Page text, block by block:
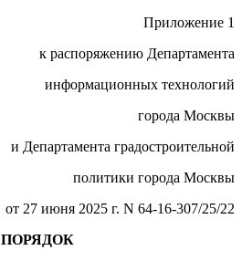
Приложение 1
к распоряжению Департамента
информационных технологий
города Москвы
и Департамента градостроительной
политики города Москвы
от 27 июня 2025 г. N 64-16-307/25/22
ПОРЯДОК